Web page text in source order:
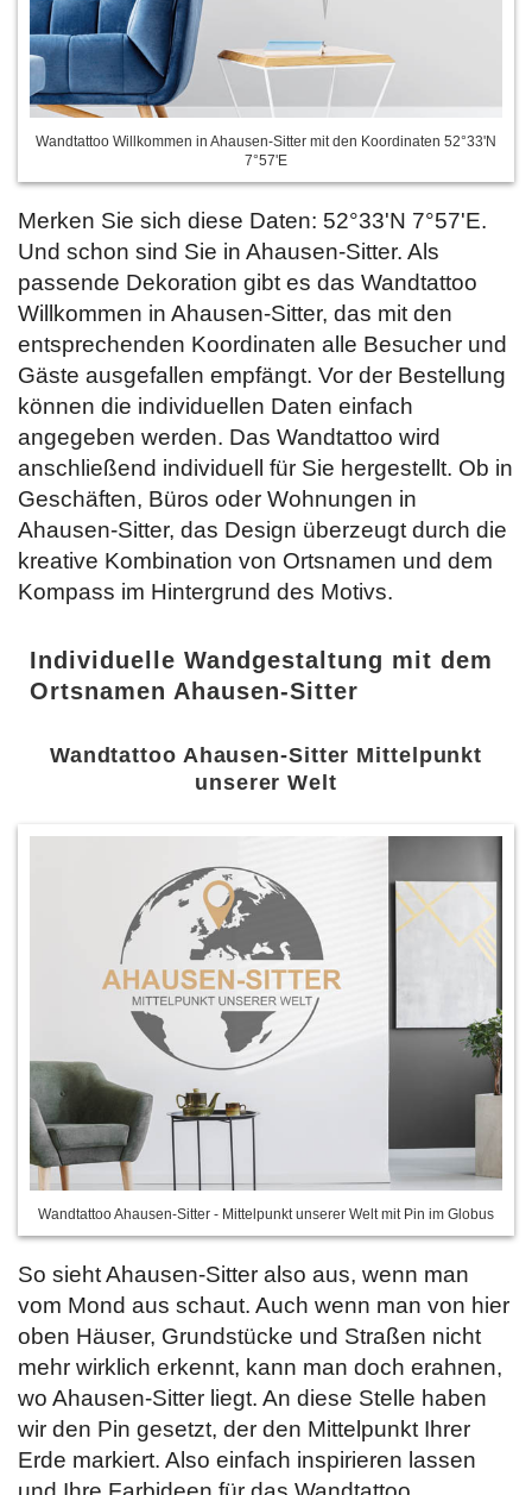
Wandtattoo Willkommen in Ahausen-Sitter mit den Koordinaten 52°33'N
7°57'E
Merken Sie sich diese Daten: 52°33'N 7°57'E.
Und schon sind Sie in Ahausen-Sitter. Als
passende Dekoration gibt es das Wandtattoo
Willkommen in Ahausen-Sitter, das mit den
entsprechenden Koordinaten alle Besucher und
Gäste ausgefallen empfängt. Vor der Bestellung
können die individuellen Daten einfach
angegeben werden. Das Wandtattoo wird
anschließend individuell für Sie hergestellt. Ob in
Geschäften, Büros oder Wohnungen in
Ahausen-Sitter, das Design überzeugt durch die
kreative Kombination von Ortsnamen und dem
Kompass im Hintergrund des Motivs.
Individuelle Wandgestaltung mit dem
Ortsnamen Ahausen-Sitter
Wandtattoo Ahausen-Sitter Mittelpunkt
unserer Welt
Wandtattoo Ahausen-Sitter - Mittelpunkt unserer Welt mit Pin im Globus
So sieht Ahausen-Sitter also aus, wenn man
vom Mond aus schaut. Auch wenn man von hier
oben Häuser, Grundstücke und Straßen nicht
mehr wirklich erkennt, kann man doch erahnen,
wo Ahausen-Sitter liegt. An diese Stelle haben
wir den Pin gesetzt, der den Mittelpunkt Ihrer
Erde markiert. Also einfach inspirieren lassen